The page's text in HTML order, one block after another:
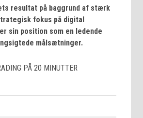
Gearing af aktier – hvad er
resultat på baggrund af stærk
fokus på digital
sin position som en ledende
målsætninger.
PÅ 20 MINUTTER